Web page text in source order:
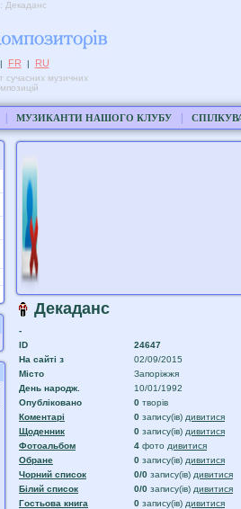
Декаданс
| FR | RU
сучасних музичних
МУЗИКАНТИ НАШОГО КЛУБУ
Декаданс
-
ID
24647
На сайтi з
02/09/2015
Місто
Запоріжжя
День народж.
10/01/1992
Опубліковано
0 творів
Коментарі
0 запису(ів) дивитися
Щоденник
0 запису(ів) дивитися
Фотоальбом
4 фото дивитися
Обране
0 запису(ів) дивитися
Чорний список
0/0 запису(ів) дивитися
Білий список
0/0 запису(ів) дивитися
Гостьова книга
0 запису(ів) дивитися